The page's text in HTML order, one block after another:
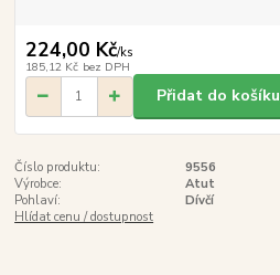
224,00 Kč/ks
185,12 Kč bez DPH
Přidat do košíku
Číslo produktu:
9556
Výrobce:
Atut
Pohlaví:
Dívčí
Hlídat cenu / dostupnost